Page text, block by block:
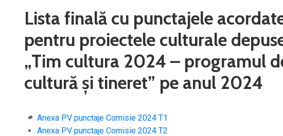
Lista finală cu punctajele
pentru proiectele culturale
„Tim cultura 2024 – programul
cultură și tineret” pe anul 2024
Anexa PV punctaje Comisie 2024 T1
Anexa PV punctaje Comisie 2024 T2